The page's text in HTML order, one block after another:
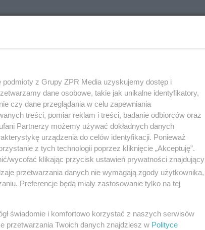
u lekarza.
z Grupy ZPR Media uzyskujemy dostęp i
dane osobowe, takie jak unikalne identyfikatory,
czy dane przeglądania w celu zapewniania
treści, pomiar reklam i treści, badanie odbiorców oraz
Partnerzy możemy używać dokładnych danych
urządzenia do celów identyfikacji. Ponieważ
z tych technologii poprzez kliknięcie „Akceptuję”.
wycofać klikając przycisk ustawień prywatności znajdujący
przetwarzania danych nie wymagają zgody użytkownika,
Preferencje będą miały zastosowanie tylko na tej
świadomie i komfortowo korzystać z naszych serwisów
przetwarzania Twoich danych znajdziesz w Polityce